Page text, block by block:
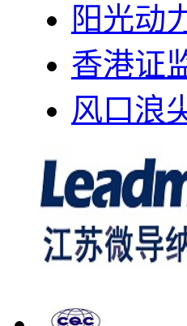
阳光动
香港证
风口浪